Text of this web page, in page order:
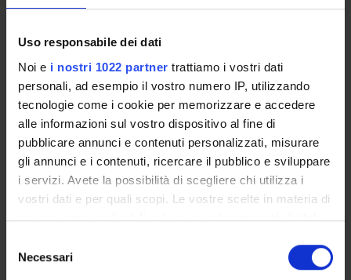
Uso responsabile dei dati
Noi e i nostri 1022 partner trattiamo i vostri dati
personali, ad esempio il vostro numero IP, utilizzando
tecnologie come i cookie per memorizzare e accedere
alle informazioni sul vostro dispositivo al fine di
pubblicare annunci e contenuti personalizzati, misurare
gli annunci e i contenuti, ricercare il pubblico e sviluppare
i servizi. Avete la possibilità di scegliere chi utilizza i
vostri dati e per quali scopi. Le vostre scelte in materia di
privacy sono applicabili solo su questa proprietà digitale
modificare o revocare il proprio consenso in qualsiasi
momento dalla Dichiarazione sui cookie o facendo clic
Necessari
Precisione e accuratezza di un procedimento di misurazione
relative Frequenze cumulate Rappresentazione grafica dei
dati: (istogrammi orizzontali o verticali, poligoni delle
frequenze semplici e cumulate, grafici per punti e per
spezzate, diagrammi circolari) Misure di posizione e
dispersione: Moda Quantili e mediana Media aritmetica
semplice e ponderata Range e deviazione standard
Coefficiente di variazione Cenni di calcolo delle probabilità
Definizione di probabilità Regola dell’addizione e della
moltiplicazione Probabilità indipendenti e condizionate
MM: BIOLOGIA APPLICATA